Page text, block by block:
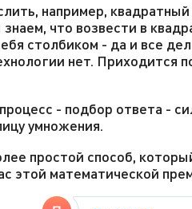
например,
что возвести в
столбиком - да и все
нет. Приходится
- подбор ответа -
умножения.
простой способ,
этой математической